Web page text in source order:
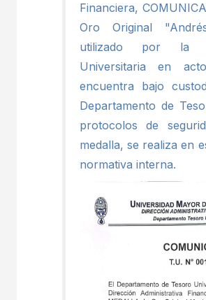
Financiera,
Oro Original
utilizado por la
Universitaria en
encuentra bajo
Departamento de
protocolos de
medalla, se realiza en
normativa interna.